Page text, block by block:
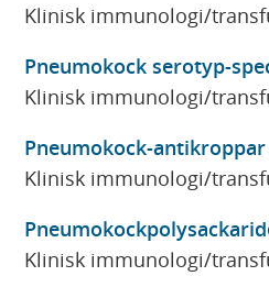
Klinisk immunologi/
Pneumokock serotyp-
Klinisk immunologi/
Pneumokock-antikroppar
Klinisk immunologi/
Klinisk immunologi/